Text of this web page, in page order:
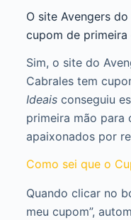
O site Avengers
cupom de primeira
Sim, o site do
Cabrales tem
Ideaisconseguiu
primeira mão para
apaixonados por
Como sei que o
Quando clicar no
meu cupom”,